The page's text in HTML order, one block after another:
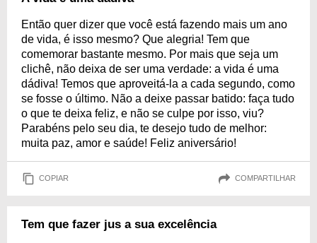
Então quer dizer que você está fazendo mais um ano
de vida, é isso mesmo? Que alegria! Tem que
comemorar bastante mesmo. Por mais que seja um
clichê, não deixa de ser uma verdade: a vida é uma
dádiva! Temos que aproveitá-la a cada segundo, como
se fosse o último. Não a deixe passar batido: faça tudo
o que te deixa feliz, e não se culpe por isso, viu?
Parabéns pelo seu dia, te desejo tudo de melhor:
muita paz, amor e saúde! Feliz aniversário!
COPIAR COMPARTILHAR
Tem que fazer jus a sua excelência